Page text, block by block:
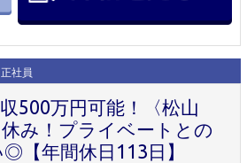
正社員
500万円可能！〈松山
み！プライベートとの
【年間休日113日】